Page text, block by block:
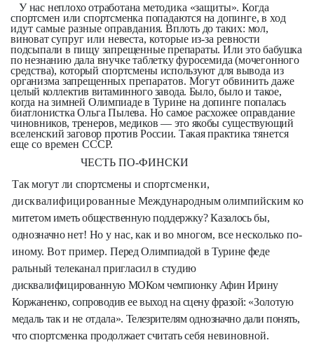
У нас неплохо отработана мето­дика «защиты». Когда
спортсмен илиспортсменка попадаются на допинге,в ход
идут самые разные оправда­ния. Вплоть до таких: мол,
виноватсупруг или невеста, которые из-заревности
подсыпали в пищу запре­щенные препараты. Или это бабушка
по незнанию дала внучке таблетку фуросемида (мочегонного
средства), который спортсмены используют для вывода из
организма запрещенныхпрепаратов. Могут обвинить даже
целый коллектив витаминного завода. Было, было и такое,
когда на зимней Олимпиаде в Турине на допинге по­палась
биатлонистка Ольга Пылева. Но самое расхожее оправдание
чи­новников, тренеров, медиков — это якобы существующий
вселенский за­говор против России. Такая практика тянется
еще со времен СССР.
ЧЕСТЬ ПО-ФИНСКИ
Так могут ли спортсмены и спор­тсменки,
дисквалифицированныеМеждународным олимпийским ко­
митетом иметь общественнуюподдержку? Казалось бы,
однозначнонет! Но у нас, как и во многом, всенесколько по-
иному. Вот пример.Перед Олимпиадой в Турине феде­
ральный телеканал пригласил в сту­дию
дисквалифицированную МОКомчемпионку Афин Ирину
Коржаненко, сопроводив ее выход на сцену фразой: «Золотую
медаль так и не отдала». Телезрителям однозначно дали понять,
чтоспортсменка продолжает считатьсебя невиновной.